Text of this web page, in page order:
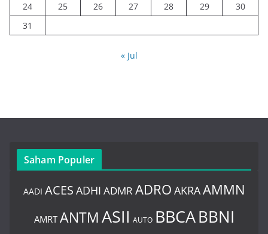
24
25 26 27 28 29
30
31
« Jul
Saham Populer
AADI ACES ADHI ADMR ADRO AKRAAMMN
AMRT ANTMASII AUTO BBCABBNI